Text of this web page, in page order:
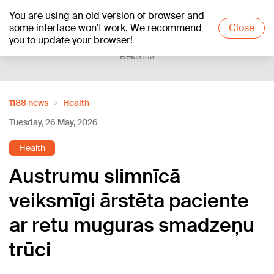
You are using an old version of browser and
some interface won't work. We recommend
you to update your browser!
Close
+23°C
Reklāma
1188 news
Health
Tuesday, 26 May, 2026
Health
Austrumu slimnīcā
veiksmīgi ārstēta paciente
ar retu muguras smadzeņu
trūci